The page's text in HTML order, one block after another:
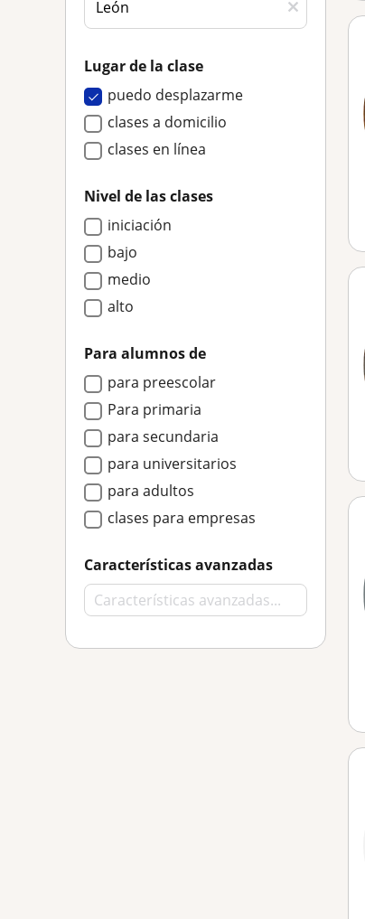
Lugar de la clase
puedo desplazarme
clases a domicilio
clases en línea
Nivel de las clases
iniciación
bajo
medio
alto
Para alumnos de
para preescolar
Para primaria
para secundaria
para universitarios
para adultos
clases para empresas
Características avanzadas